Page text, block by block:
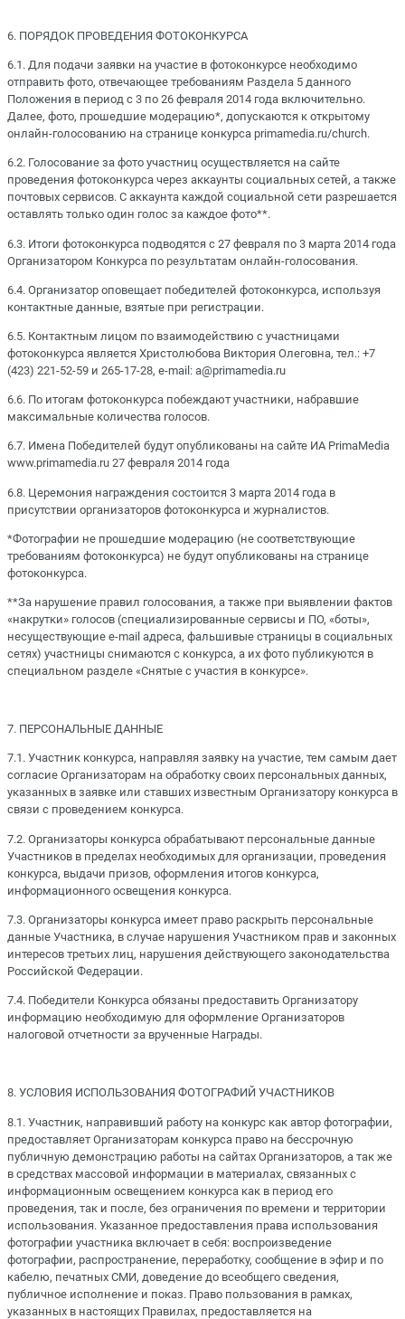
6. ПОРЯДОК ПРОВЕДЕНИЯ ФОТОКОНКУРСА
6.1. Для подачи заявки на участие в фотоконкурсе необходимо
отправить фото, отвечающее требованиям Раздела 5 данного
Положения в период с 3 по 26 февраля 2014 года включительно.
Далее, фото, прошедшие модерацию*, допускаются к открытому
онлайн-голосованию на странице конкурса primamedia.ru/church.
6.2. Голосование за фото участниц осуществляется на сайте
проведения фотоконкурса через аккаунты социальных сетей, а также
почтовых сервисов. С аккаунта каждой социальной сети разрешается
оставлять только один голос за каждое фото**.
6.3. Итоги фотоконкурса подводятся с 27 февраля по 3 марта 2014 года
Организатором Конкурса по результатам онлайн-голосования.
6.4. Организатор оповещает победителей фотоконкурса, используя
контактные данные, взятые при регистрации.
6.5. Контактным лицом по взаимодействию с участницами
фотоконкурса является Христолюбова Виктория Олеговна, тел.: +7
(423) 221-52-59 и 265-17-28, e-mail: a@primamedia.ru
6.6. По итогам фотоконкурса побеждают участники, набравшие
максимальные количества голосов.
6.7. Имена Победителей будут опубликованы на сайте ИА PrimaMedia
www.primamedia.ru 27 февраля 2014 года
6.8. Церемония награждения состоится 3 марта 2014 года в
присутствии организаторов фотоконкурса и журналистов.
*Фотографии не прошедшие модерацию (не соответствующие
требованиям фотоконкурса) не будут опубликованы на странице
фотоконкурса.
**За нарушение правил голосования, а также при выявлении фактов
«накрутки» голосов (специализированные сервисы и ПО, «боты»,
несуществующие e-mail адреса, фальшивые страницы в социальных
сетях) участницы снимаются с конкурса, а их фото публикуются в
специальном разделе «Снятые с участия в конкурсе».
7. ПЕРСОНАЛЬНЫЕ ДАННЫЕ
7.1. Участник конкурса, направляя заявку на участие, тем самым дает
согласие Организаторам на обработку своих персональных данных,
указанных в заявке или ставших известным Организатору конкурса в
связи с проведением конкурса.
7.2. Организаторы конкурса обрабатывают персональные данные
Участников в пределах необходимых для организации, проведения
конкурса, выдачи призов, оформления итогов конкурса,
информационного освещения конкурса.
7.3. Организаторы конкурса имеет право раскрыть персональные
данные Участника, в случае нарушения Участником прав и законных
интересов третьих лиц, нарушения действующего законодательства
Российской Федерации.
7.4. Победители Конкурса обязаны предоставить Организатору
информацию необходимую для оформление Организаторов
налоговой отчетности за врученные Награды.
8. УСЛОВИЯ ИСПОЛЬЗОВАНИЯ ФОТОГРАФИЙ УЧАСТНИКОВ
8.1. Участник, направивший работу на конкурс как автор фотографии,
предоставляет Организаторам конкурса право на бессрочную
публичную демонстрацию работы на сайтах Организаторов, а так же
в средствах массовой информации в материалах, связанных с
информационным освещением конкурса как в период его
проведения, так и после, без ограничения по времени и территории
использования. Указанное предоставления права использования
фотографии участника включает в себя: воспроизведение
фотографии, распространение, переработку, сообщение в эфир и по
кабелю, печатных СМИ, доведение до всеобщего сведения,
публичное исполнение и показ. Право пользования в рамках,
указанных в настоящих Правилах, предоставляется на